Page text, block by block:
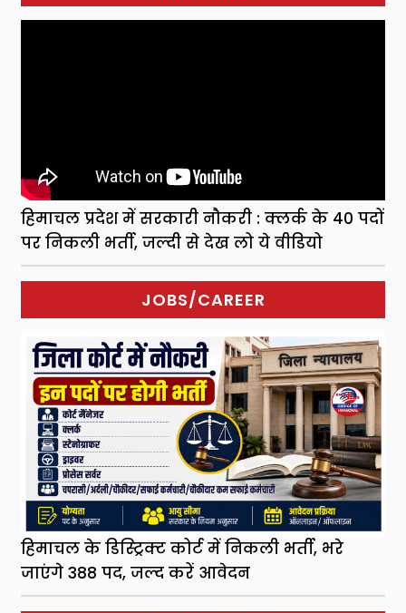
हिमाचल प्रदेश में सरकारी नौकरी : क्लर्क के 40 पदों
पर निकली भर्ती, जल्दी से देख लो ये वीडियो
JOBS/CAREER
हिमाचल के डिस्ट्रिक्ट कोर्ट में निकली भर्ती, भरे
जाएंगे 388 पद, जल्द करें आवेदन